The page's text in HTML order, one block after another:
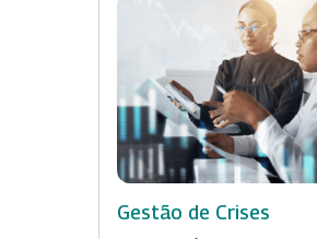
Gestão de Crises